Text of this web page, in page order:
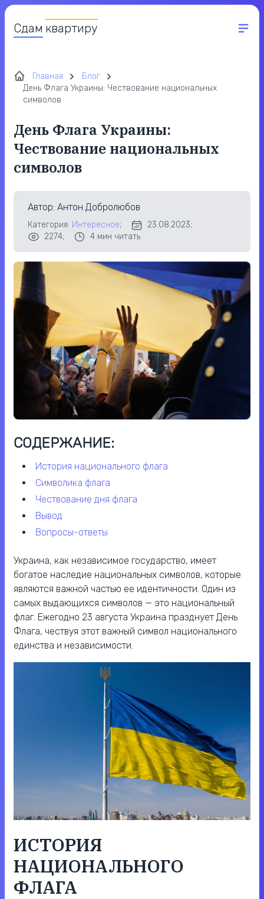
Сдам квартиру
Главная
Блог
День Флага Украины: Чествование национальных
символов
День Флага Украины:
Чествование национальных
символов
Автор: Антон Добролюбов
Категория: Интересное;
23.08.2023;
2274;
4 мин читать
СОДЕРЖАНИЕ:
история национального флага
символика флага
чествование дня флага
вывод
вопросы-ответы
Украина, как независимое государство, имеет
богатое наследие национальных символов, которые
являются важной частью ее идентичности. Один из
самых выдающихся символов — это национальный
флаг. Ежегодно 23 августа Украина празднует День
Флага, чествуя этот важный символ национального
единства и независимости.
ИСТОРИЯ
НАЦИОНАЛЬНОГО
ФЛАГА